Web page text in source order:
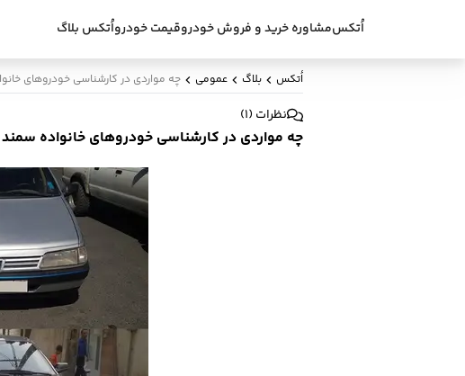
اُتکسمشاوره خرید و فروش خودروقیمت خودرواُتکس بلاگ
اُتکس بلاگ عمومی چه مواردی در کارشناسی خودروهای
نظرات (
1
)
چه مواردی در کارشناسی خودروهای خانواده سمند